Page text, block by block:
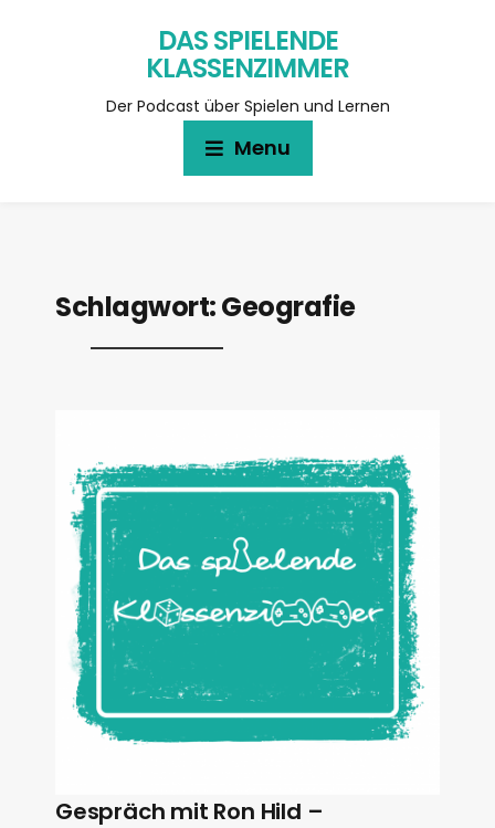
DAS SPIELENDE
KLASSENZIMMER
Der Podcast über Spielen und Lernen
Menu
Schlagwort:Geografie
Gespräch mit Ron Hild –